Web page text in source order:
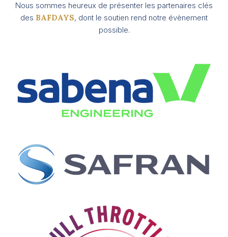
Nous sommes heureux de présenter les partenaires clés
des BAFDAYS, dont le soutien rend notre évènement
possible.